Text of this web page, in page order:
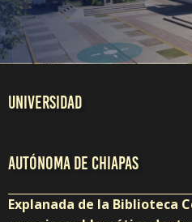
UNIVERSIDAD
AUTÓNOMA DE CHIAPAS
Explanada de la Biblioteca